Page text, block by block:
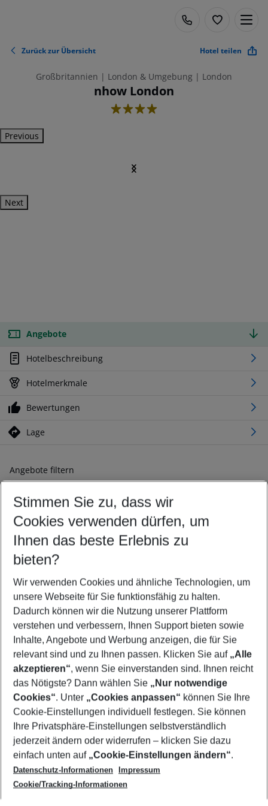
Zurück zur Übersicht Hotel teilen
Großbritannien | London & Umgebung | London
nhow London
4
Previous
Next
Angebote
Hotelbeschreibung
Hotelmerkmale
Bewertungen
Lage
Angebote filtern
Ändern Sie Ihre Kriterien nach Ihren Wünschen
Abflughafen wählen
Beliebiger Abflughafen
Reisezeitraum wählen
08.08.26– 06.08.27 5-8 Nächte
2 Erwachsene Keine Kinder
Mehr Filter anzeigen
Footer
Footer navigation
Über uns
AGB
Cookie-Einstellungen ändern
Cookie-Richtlinie
Datenschutz
Service & Hilfe
Barrierefreies Reisen
Check-in
Folgen Sie uns
Stimmen Sie zu, dass wir
Cookies verwenden dürfen, um
Ihnen das beste Erlebnis zu
bieten?
Wir verwenden Cookies und ähnliche Technologien, um
unsere Webseite für Sie funktionsfähig zu halten.
Dadurch können wir die Nutzung unserer Plattform
verstehen und verbessern, Ihnen Support bieten sowie
Inhalte, Angebote und Werbung anzeigen, die für Sie
relevant sind und zu Ihnen passen. Klicken Sie auf „Alle
akzeptieren“, wenn Sie einverstanden sind. Ihnen reicht
das Nötigste? Dann wählen Sie „Nur notwendige
Cookies“. Unter „Cookies anpassen“ können Sie Ihre
Cookie-Einstellungen individuell festlegen. Sie können
Ihre Privatsphäre-Einstellungen selbstverständlich
jederzeit ändern oder widerrufen – klicken Sie dazu
einfach unten auf „Cookie-Einstellungen ändern“.
Datenschutz-Informationen
Impressum
Cookie/Tracking-Informationen